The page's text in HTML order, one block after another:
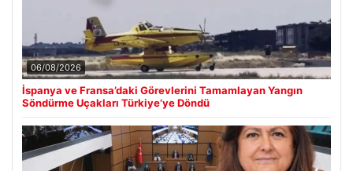
06/08/2026
İspanya ve Fransa’daki Görevlerini Tamamlayan Yangın
Söndürme Uçakları Türkiye’ye Döndü